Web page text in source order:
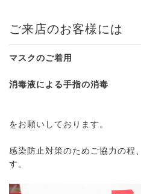
ご来店のお客様には
マスクのご着用
消毒液による手指の消毒
をお願いしております。
感染防止対策のためご協力の程
す。